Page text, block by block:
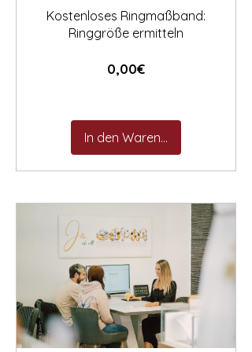
Kostenloses Ringmaßband:
Ringgröße ermitteln
0,00€Preis
In den Warenkorb